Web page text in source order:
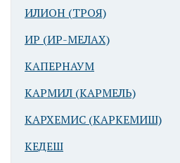
ИЛИОН (ТРОЯ)
ИР (ИР-МЕЛАХ)
КАПЕРНАУМ
КАРМИЛ (КАРМЕЛЬ)
КАРХЕМИС (КАРКЕМИШ)
КЕДЕШ